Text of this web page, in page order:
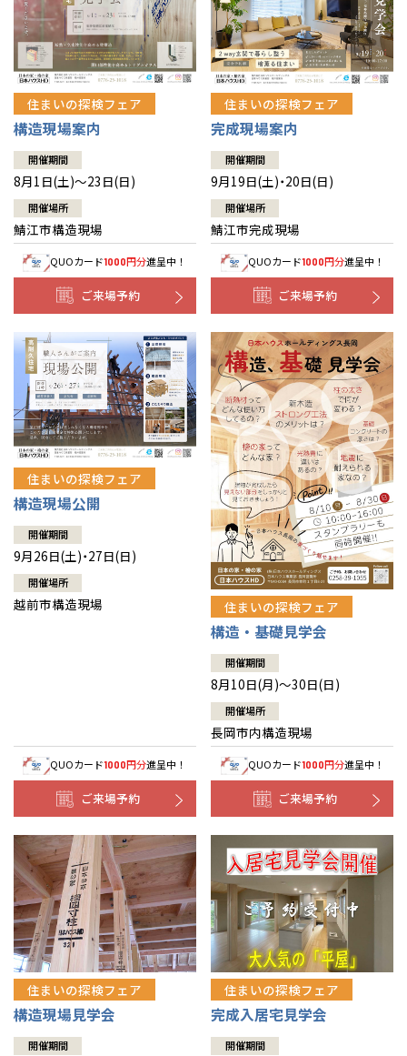
住まいの探検フェア
構造現場案内
開催期間
8月1日(土)～23日(日)
開催場所
鯖江市構造現場
QUOカード1000円分進呈中！
ご来場予約
住まいの探検フェア
完成現場案内
開催期間
9月19日(土)・20日(日)
開催場所
鯖江市完成現場
QUOカード1000円分進呈中！
ご来場予約
住まいの探検フェア
構造現場公開
開催期間
9月26日(土)・27日(日)
開催場所
越前市構造現場
QUOカード1000円分進呈中！
ご来場予約
住まいの探検フェア
構造・基礎見学会
開催期間
8月10日(月)～30日(日)
開催場所
長岡市内構造現場
QUOカード1000円分進呈中！
ご来場予約
住まいの探検フェア
構造現場見学会
開催期間
住まいの探検フェア
完成入居宅見学会
開催期間